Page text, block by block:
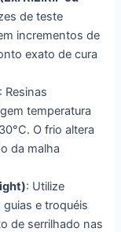
de teste
incrementos de
exato de cura
: Resinas
temperatura
O frio altera
da malha
: Utilize
e troquéis
de serrilhado nas